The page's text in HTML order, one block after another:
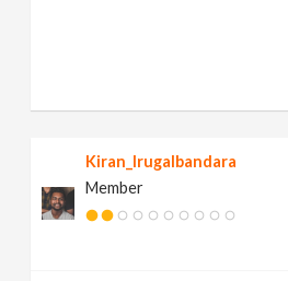
Kiran_Irugalbandara
Member